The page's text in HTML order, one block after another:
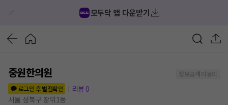
모두닥 앱 다운받기
중원한의원
정보공개 미동의
로그인 후 별점확인
리뷰 0
서울 성북구 장위1동